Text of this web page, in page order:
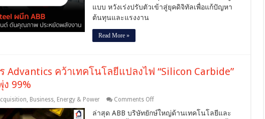
โรงงาน
แบบ หวังเร่งปรับตัวเข้าสู่ยุคดิจิทัลเพื่อแก้ปัญหา
ต้นทุนและแรงงาน
Read More »
Advantics คว้าเทคโนโลยีแปลงไฟ “Silicon Carbide”
99%
, Business, Energy & Power Comments Offon
ทุ่ม
ล่าสุด ABB บริษัทยักษ์ใหญ่ด้านเทคโนโลยีและ